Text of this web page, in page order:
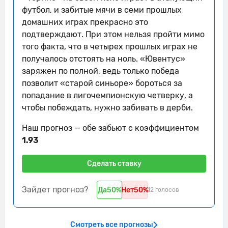
16'
Жереми Бога из команды Ювентус
подал угловой слева.
Душан Влахович из команды Ювентус
бьет мимо ворот
17'
Федерико Гатти из команды Ювентус
бьет мимо ворот
17'
Удар от ворот произведет Торино
17'
Федерико Гатти наказан за толчок
18'
Удар от ворот произведет Ювентус
19'
Ювентус пытается что-то создать.
Мануэль Локателли наказан за толчок
Никола Влашич
Ювентус контролирует мяч.
футбол, и забитые мячи в семи прошлых
домашних играх прекрасно это
подтверждают. При этом нельзя пройти мимо
того факта, что в четырех прошлых играх не
получалось отстоять на ноль. «Ювентус»
заряжен по полной, ведь только победа
позволит «старой синьоре» бороться за
попадание в лигочемпионскую четверку, а
чтобы побеждать, нужно забивать в дерби.
Наш прогноз — обе забьют с коэффициентом
1.93
Сделать ставку
Зайдет прогноз? Да50%Нет50%12 голосов
Смотреть все прогнозы